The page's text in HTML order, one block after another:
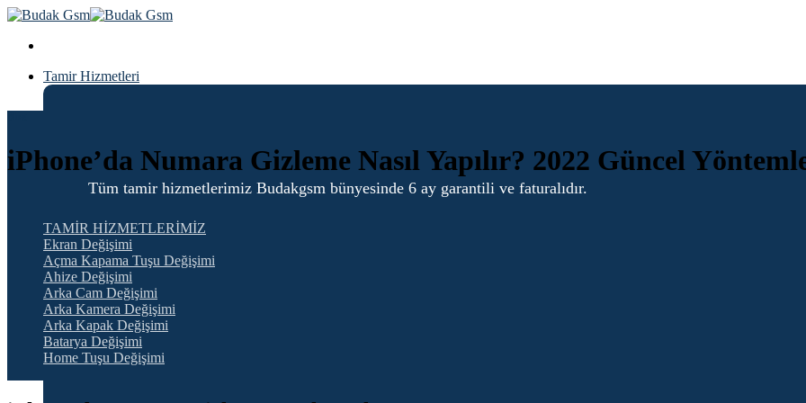
Skip
content
Tamir Hizmetleri
Tüm tamir hizmetlerimiz Budakgsm bünyesinde 6 ay garantili ve faturalıdır.
TAMİR HİZMETLERİMİZ
Ekran Değişimi
Açma Kapama Tuşu Değişimi
Ahize Değişimi
Arka Cam Değişimi
Arka Kamera Değişimi
Arka Kapak Değişimi
Batarya Değişimi
Home Tuşu Değişimi
iPhone’da Numara Gizleme Nasıl Yapılır? 2022 Güncel